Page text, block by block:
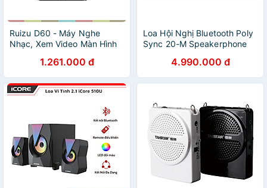
Ruizu D60 - Máy Nghe
Nhạc, Xem Video Màn Hình
Nối Wifi, Bluetooth, Hỗ Trợ
Dịch Ngôn Ngữ - Hàng
Chính Hãng
1.261.000 đ
Loa Hội Nghị Bluetooth Poly
Sync 20-M Speakerphone
Chính Hãng4.990.000 đ